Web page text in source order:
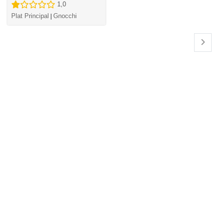
1,0
Plat Principal
Gnocchi